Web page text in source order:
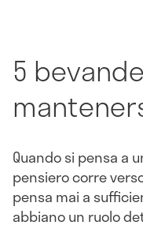
5
Quando si pensa a
pensiero corre
pensa mai a
abbiano un ruolo